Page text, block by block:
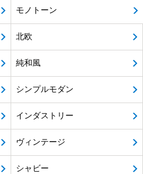
モノトーン
北欧
純和風
シンプルモダン
インダストリー
ヴィンテージ
シャビー